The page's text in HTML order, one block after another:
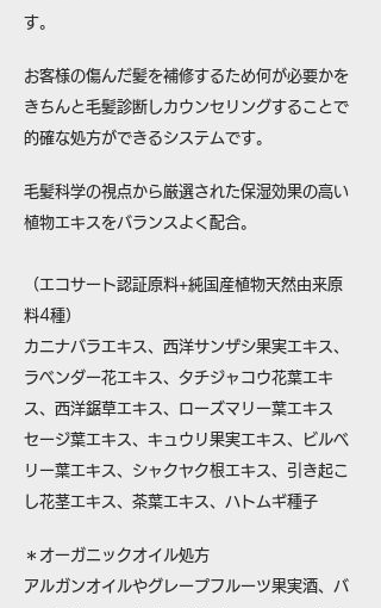
す。
お客様の傷んだ髪を補修するため何が必要かを
きちんと毛髪診断しカウンセリングすることで
的確な処方ができるシステムです。
毛髪科学の視点から厳選された保湿効果の高い
植物エキスをバランスよく配合。
（エコサート認証原料+純国産植物天然由来原
料4種）
カニナバラエキス、西洋サンザシ果実エキス、
ラベンダー花エキス、タチジャコウ花葉エキ
ス、西洋鋸草エキス、ローズマリー葉エキス
セージ葉エキス、キュウリ果実エキス、ビルベ
リー葉エキス、シャクヤク根エキス、引き起こ
し花茎エキス、茶葉エキス、ハトムギ種子
＊オーガニックオイル処方
アルガンオイルやグレープフルーツ果実酒、バ